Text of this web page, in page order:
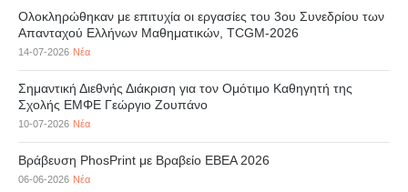
Ολοκληρώθηκαν με επιτυχία οι εργασίες του 3ου Συνεδρίου των
Απανταχού Ελλήνων Μαθηματικών, TCGM-2026
14-07-2026 Νέα
Σημαντική Διεθνής Διάκριση για τον Ομότιμο Καθηγητή της
Σχολής ΕΜΦΕ Γεώργιο Ζουπάνο
10-07-2026 Νέα
Βράβευση PhosPrint με Βραβείο ΕΒΕΑ 2026
06-06-2026 Νέα